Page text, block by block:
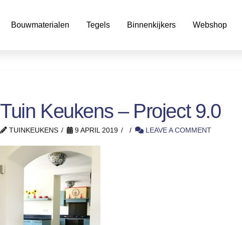
Bouwmaterialen Tegels Binnenkijkers Webshop
Tuin Keukens – Project 9.0
TUINKEUKENS 9 APRIL 2019 LEAVE A COMMENT